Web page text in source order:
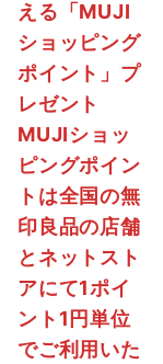
える「MUJI
ショッピング
ポイント」プ
レゼント
MUJIショッ
ピングポイン
トは全国の無
印良品の店舗
とネットスト
アにて1ポイ
ント1円単位
でご利用いた